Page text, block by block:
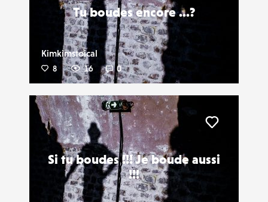
Tu boudes encore ...?
Kimkimstoical
8 16 0
Si tu boudes !!! Je boude aussi
!!!